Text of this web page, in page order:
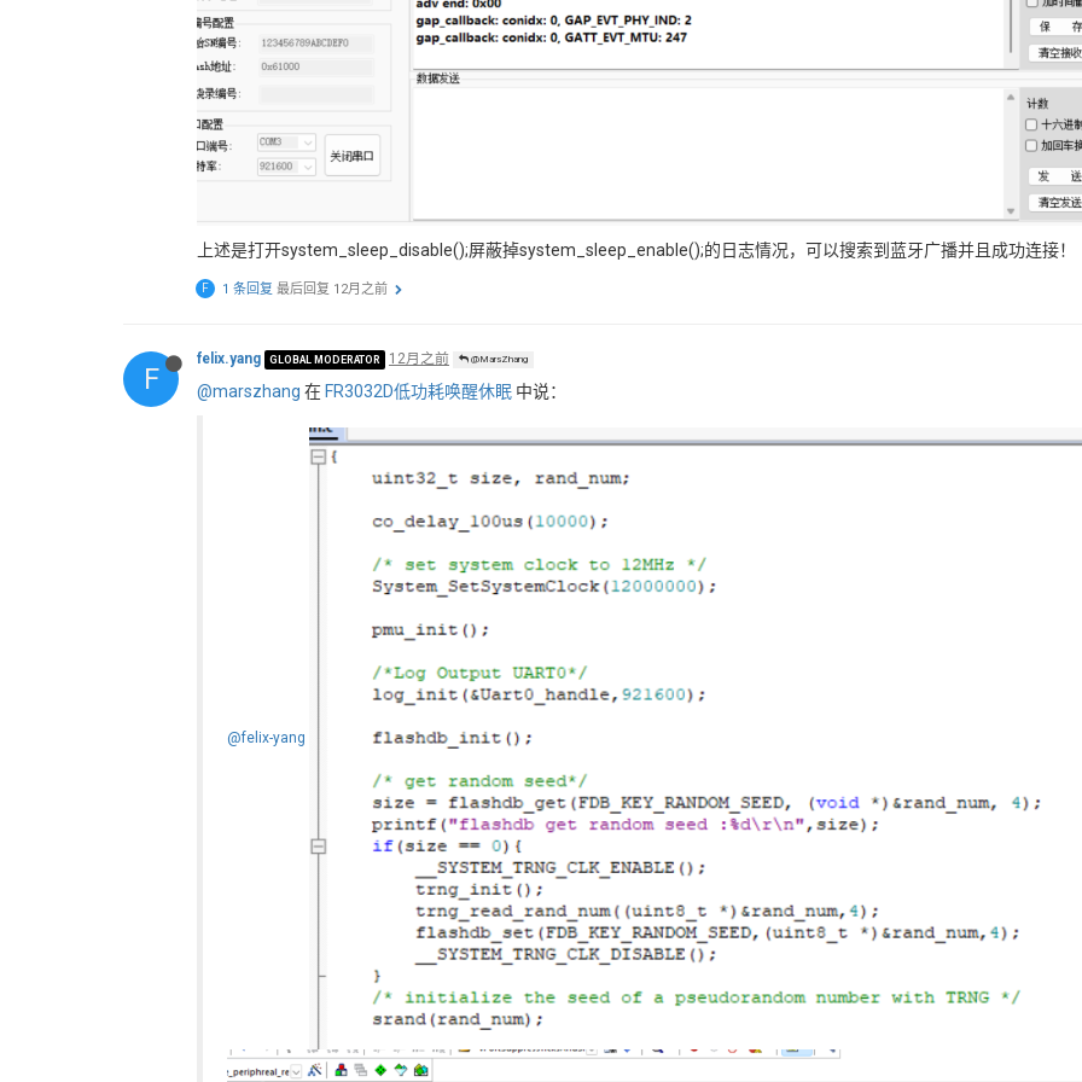
上述是打开system_sleep_disable();屏蔽掉system_sleep_enable();的日志情况，可以搜索到蓝牙广播并且成功连接！
F 1 条回复 最后回复 12月之前
F
felix.yang GLOBAL MODERATOR 12月之前 @MarsZhang
@marszhang 在 FR3032D低功耗唤醒休眠 中说：
@felix-yang